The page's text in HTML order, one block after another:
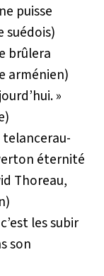
puisse
suédois)
brûlera
arménien)
»
telancerau-
éternité
Thoreau,
les subir
son